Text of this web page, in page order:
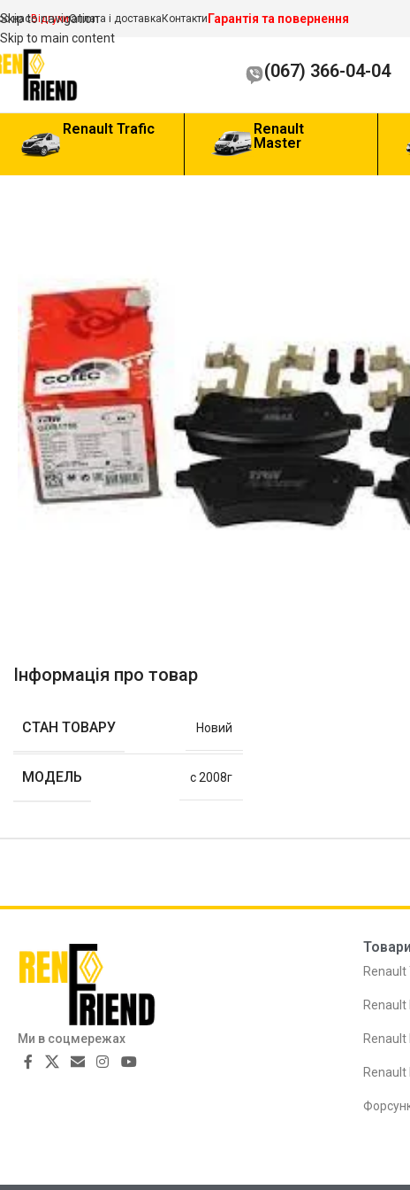
Skip to navigation
Skip to main content
насВідгукиОплата і доставка КонтактиГарантія та повернення
(067) 366-04-04
Renault Trafic
Renault
Master
Інформація про товар
СТАН ТОВАРУ Новий
МОДЕЛЬ с 2008г
Ми в соцмережах
Товари
Renault
Renault
Renault